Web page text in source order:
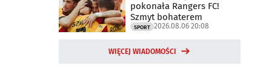
pokonała Rangers FC!
Szmyt bohaterem
SPORT 2026.08.06 20:08
WIĘCEJ WIADOMOŚCI